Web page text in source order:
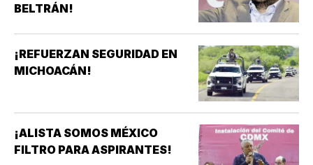
BELTRÁN!
¡REFUERZAN SEGURIDAD EN
MICHOACÁN!
¡ALISTA SOMOS MÉXICO
FILTRO PARA ASPIRANTES!